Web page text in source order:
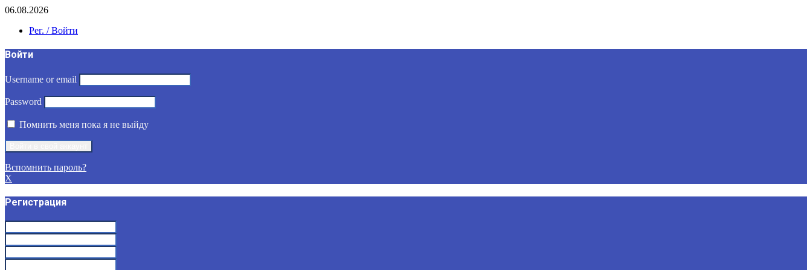
06.08.2026
Рег. / Войти
Войти
Username or email
Password
Помнить меня пока я не выйду
Вспомнить пароль?
X
Регистрация